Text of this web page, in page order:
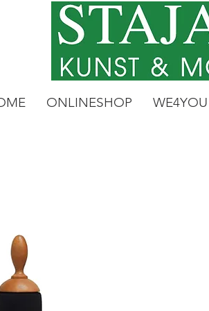
ONLINESHOP WE4YOU